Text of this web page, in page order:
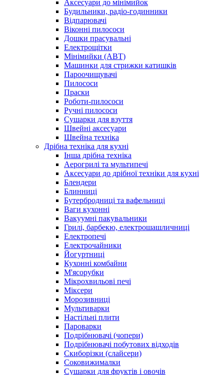
Аксесуари до мінімийок
Будильники, радіо-годинники
Відпарювачі
Віконні пилососи
Дошки прасувальні
Електрощітки
Мінімийки (АВТ)
Машинки для стрижки катишків
Пароочищувачі
Пилососи
Праски
Роботи-пилососи
Ручні пилососи
Сушарки для взуття
Швейні аксесуари
Швейна техніка
Дрібна техніка для кухні
Інша дрібна техніка
Аерогрилі та мультипечі
Аксесуари до дрібної техніки для кухні
Блендери
Блинниці
Бутербродниці та вафельниці
Ваги кухонні
Вакуумні пакувальники
Грилі, барбекю, електрошашличниці
Електропечі
Електрочайники
Йогуртниці
Кухонні комбайни
М'ясорубки
Мікрохвильові печі
Міксери
Морозивниці
Мультиварки
Настільні плити
Пароварки
Подрібнювачі (чопери)
Подрібнювачі побутових відходів
Скиборізки (слайсери)
Соковижималки
Сушарки для фруктів і овочів